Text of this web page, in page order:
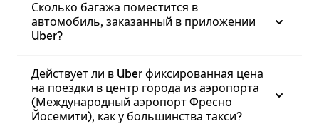
Сколько багажа поместится в
автомобиль, заказанный в приложении
Uber?
Действует ли в Uber фиксированная цена
на поездки в центр города из аэропорта
(Международный аэропорт Фресно
Йосемити), как у большинства такси?